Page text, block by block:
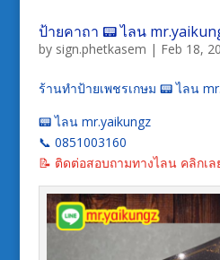
ป้ายคาถา 📟 ไลน
by sign.phetkasem | Feb 18,
ร้านทำป้ายเพชรเกษม 📟 ไลน
📟 ไลน mr.yaikungz
📞 0851003160
📝 ติดต่อสอบถามทางไลน คลิกเล